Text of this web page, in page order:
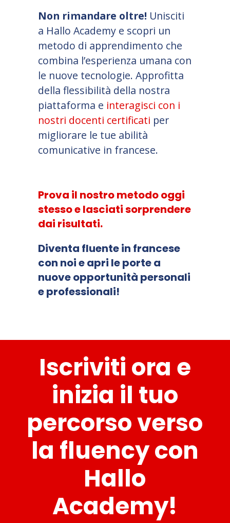
Non rimandare oltre! Unisciti
a Hallo Academy e scopri un
metodo di apprendimento che
combina l’esperienza umana con
le nuove tecnologie. Approfitta
della flessibilità della nostra
piattaforma e interagisci con i
nostri docenti certificati per
migliorare le tue abilità
comunicative in francese.
Prova il nostro metodo oggi
stesso e lasciati sorprendere
dai risultati.
Diventa fluente in francese
con noi e apri le porte a
nuove opportunità personali
e professionali!
Iscriviti ora e
inizia il tuo
percorso verso
la fluency con
Hallo
Academy!